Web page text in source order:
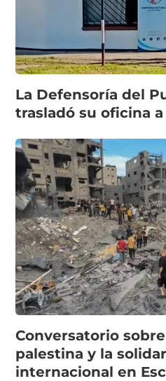
La Defensoría del
trasladó su oficina
Conversatorio
palestina y la
internacional en